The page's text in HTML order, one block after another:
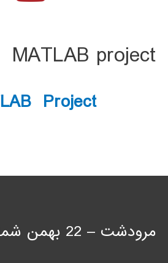
MATLAB project
Project
مرودشت – 22 بهمن شمالی